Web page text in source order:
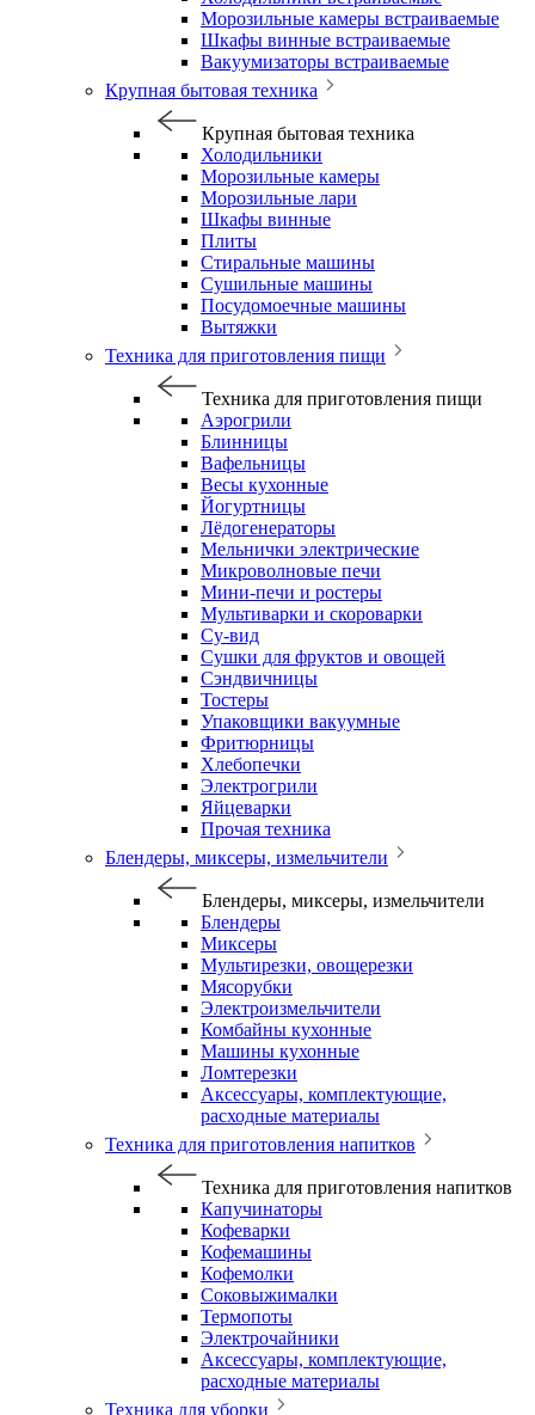
Морозильные камеры встраиваемые
Шкафы винные встраиваемые
Вакуумизаторы встраиваемые
Крупная бытовая техника
Крупная бытовая техника
Холодильники
Морозильные камеры
Морозильные лари
Шкафы винные
Плиты
Стиральные машины
Сушильные машины
Посудомоечные машины
Вытяжки
Техника для приготовления пищи
Техника для приготовления пищи
Аэрогрили
Блинницы
Вафельницы
Весы кухонные
Йогуртницы
Лёдогенераторы
Мельнички электрические
Микроволновые печи
Мини-печи и ростеры
Мультиварки и скороварки
Су-вид
Сушки для фруктов и овощей
Сэндвичницы
Тостеры
Упаковщики вакуумные
Фритюрницы
Хлебопечки
Электрогрили
Яйцеварки
Прочая техника
Блендеры, миксеры, измельчители
Блендеры, миксеры, измельчители
Блендеры
Миксеры
Мультирезки, овощерезки
Мясорубки
Электроизмельчители
Комбайны кухонные
Машины кухонные
Ломтерезки
Аксессуары, комплектующие,
расходные материалы
Техника для приготовления напитков
Техника для приготовления напитков
Капучинаторы
Кофеварки
Кофемашины
Кофемолки
Соковыжималки
Термопоты
Электрочайники
Аксессуары, комплектующие,
расходные материалы
Техника для уборки